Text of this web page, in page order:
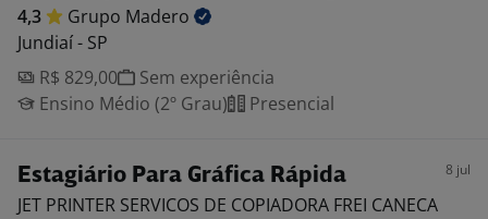
4,3 Grupo Madero
Jundiaí - SP
R$ 829,00
Sem experiência
Ensino Médio (2º Grau)
Presencial
Estagiário Para Gráfica Rápida 8 jul
JET PRINTER SERVICOS DE COPIADORA FREI CANECA